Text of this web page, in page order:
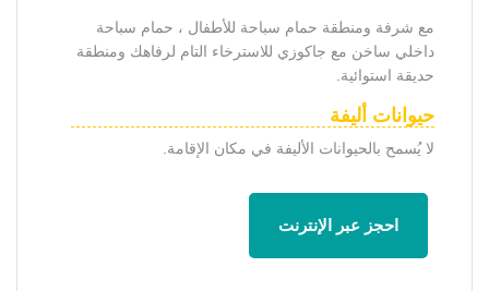
مع شرفة ومنطقة حمام سباحة للأطفال ، حمام سباحة
داخلي ساخن مع جاكوزي للاسترخاء التام لرفاهك ومنطقة
حديقة استوائية.
حيوانات أليفة
لا يُسمح بالحيوانات الأليفة في مكان الإقامة.
احجز عبر الإنترنت